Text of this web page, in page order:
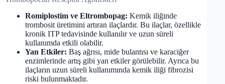
Romiplostim ve Eltrombopag: Kemik iliğinde
trombosit üretimini artıran ilaçlardır. Bu ilaçlar, özellikle
kronik ITP tedavisinde kullanılır ve uzun süreli
kullanımda etkili olabilir.
Yan Etkiler: Baş ağrısı, mide bulantısı ve karaciğer
enzimlerinde artış gibi yan etkiler görülebilir. Ayrıca bu
ilaçların uzun süreli kullanımında kemik iliği fibrozisi
riski bulunmaktadır.